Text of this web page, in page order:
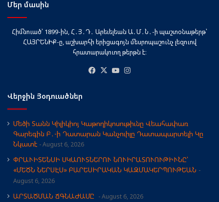
Մեր մասին
Հիմնուած՝ 1899-ին, Հ․Յ․Դ․ Արեւելեան Ա․Մ․Ն․-ի պաշտօնաթերթ՝
ՀԱՅՐԵՆԻՔ-ը, աշխարհի երիցագոյն մեսրոպաշունչ լեզուով
հրատարակուող թերթն է։
Facebook
X YouTube
Վերջին Յօդուածներ
Մեծի Տանն Կիլիկիոյ Կաթողիկոսութիւնը Վեահափառ
Գարեգին Բ․-ի Դատարան Կանչուիլը Դատապարտելի Կը
Նկատէ
August 6, 2026
ՓՐԱՒԻՏԵՆՍԻ ՍԿԱՈՒՏՆԵՐՈՒ ՆՈՒԻՐԱՏՈՒՈՒԹԻՒՆԸ՝
«ՄԵԾՆ ՆԵՐՍԷՍ» ԲԱՐԵՍԻՐԱԿԱՆ ԿԱԶՄԱԿԵՐՊՈՒԹԵԱՆ
August 6, 2026
ԱՐՏԱԾՄԱՆ ՃԳՆԱԺԱՄԸ August 6, 2026